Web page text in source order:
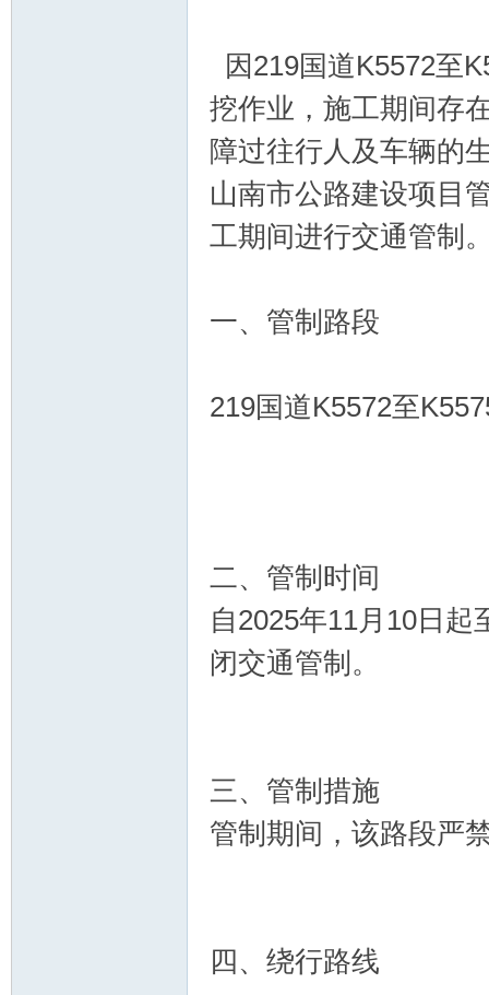
因219国道K5572至
挖作业，施工期间存
障过往行人及车辆的
山南市公路建设项目
工期间进行交通管制
一、管制路段
219国道K5572至
二、管制时间
自2025年11月10日
闭交通管制。
三、管制措施
管制期间，该路段严
四、绕行路线